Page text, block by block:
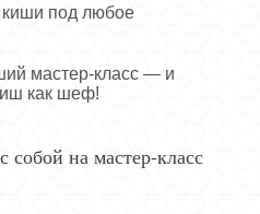
киши под любое
мастер-класс — и
как шеф!
собой на мастер-класс